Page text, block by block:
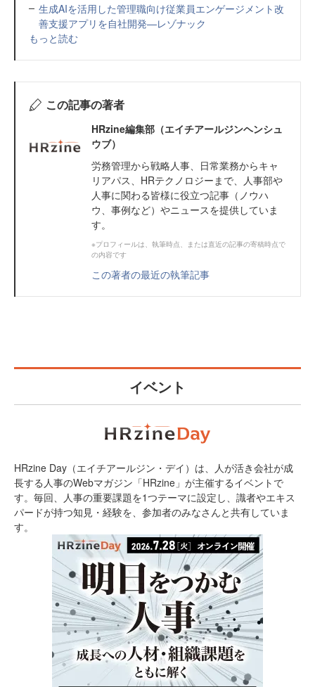
生成AIを活用した管理職向け従業員エンゲージメント改
善支援アプリを自社開発—レゾナック
もっと読む
この記事の著者
HRzine編集部（エイチアールジンヘンシュ
ウブ）
労務管理から戦略人事、日常業務からキャ
リアパス、HRテクノロジーまで、人事部や
人事に関わる皆様に役立つ記事（ノウハ
ウ、事例など）やニュースを提供していま
す。
※プロフィールは、執筆時点、または直近の記事の寄稿時点で
の内容です
この著者の最近の執筆記事
イベント
HRzine Day（エイチアールジン・デイ）は、人が活き会社が成
長する人事のWebマガジン「HRzine」が主催するイベントで
す。毎回、人事の重要課題を1つテーマに設定し、識者やエキス
パードが持つ知見・経験を、参加者のみなさんと共有していま
す。